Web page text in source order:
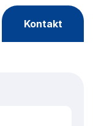
Kontakt